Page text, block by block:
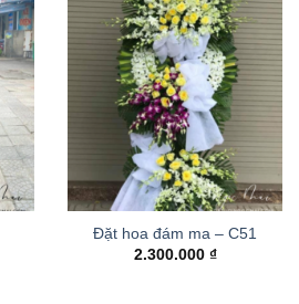
Đặt hoa đám ma – C51
2.300.000 ₫